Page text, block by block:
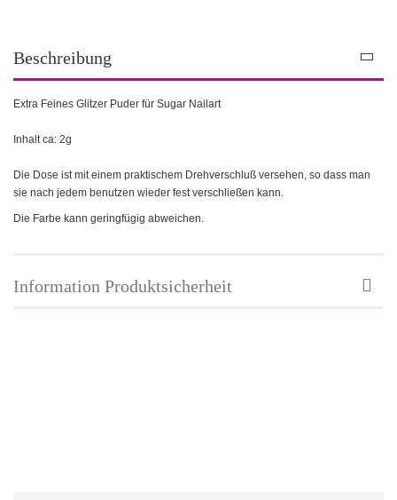
Beschreibung
Extra Feines Glitzer Puder für Sugar Nailart
Inhalt ca: 2g
Die Dose ist mit einem praktischem Drehverschluß versehen, so dass man
sie nach jedem benutzen wieder fest verschließen kann.
Die Farbe kann geringfügig abweichen.
Information Produktsicherheit